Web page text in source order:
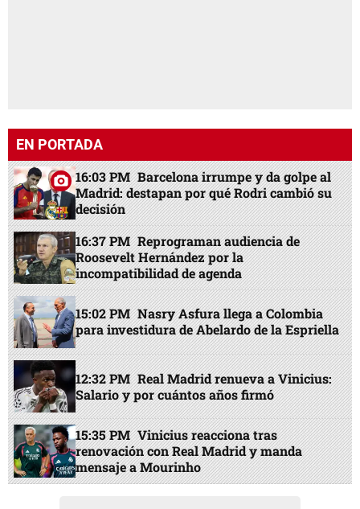
EN PORTADA
16:03 PM Barcelona irrumpe y da golpe al
Madrid: destapan por qué Rodri cambió su
decisión
16:37 PM Reprograman audiencia de
Roosevelt Hernández por la
incompatibilidad de agenda
15:02 PM Nasry Asfura llega a Colombia
para investidura de Abelardo de la Espriella
12:32 PM Real Madrid renueva a Vinicius:
Salario y por cuántos años firmó
15:35 PM Vinicius reacciona tras
renovación con Real Madrid y manda
mensaje a Mourinho